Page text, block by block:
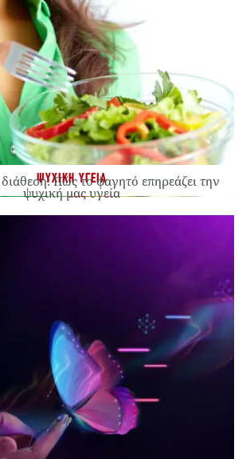
ΨΥΧΙΚΗ ΥΓΕΙΑ
Πώς το φαγητό επηρεάζει την
ψυχική μας υγεία